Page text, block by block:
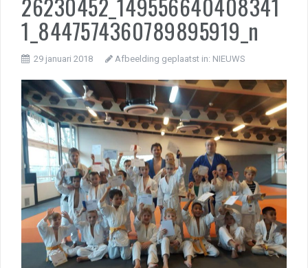
1_8447574360789895919_n
29 januari 2018 Afbeelding geplaatst in: NIEUWS